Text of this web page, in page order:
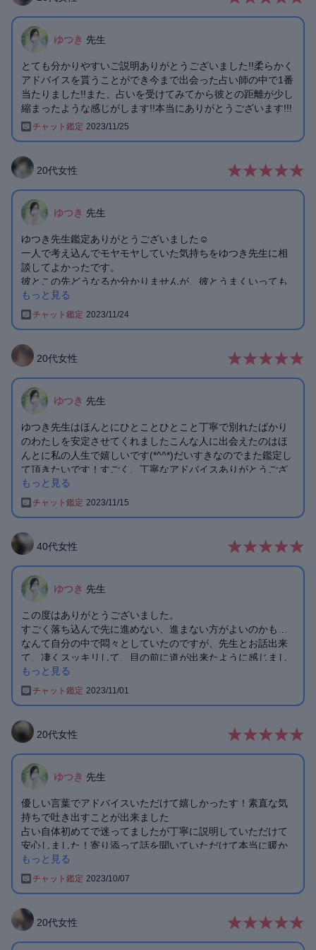
ゆつき 先生
とても分かりやすいご説明ありがとうございました!!柔らかく
アドバイスを貰うことができ今まで出会った占い師の中で1番
当たりました!!また、占いを受けてみてから彼との距離が少し
縮まったような感じがします!!本当にありがとうございます!!!
チャット鑑定 2023/11/25
20代女性
ゆつき 先生
ゆつき先生鑑定ありがとうございました☺️
一人で考え込んでモヤモヤしていた気持ちをゆつき先生に相
談してよかったです。
彼とこの先どうなるか分かりませんが、彼とうまくいっても
いかなくても絶対に幸せになろうと思います🥲
また彼のことで悩みがあったらゆつき先生にお話したいで
もっと見る
チャット鑑定 2023/11/24
20代女性
ゆつき 先生
ゆつき先生はほんとにひとことひとこと丁寧で別れたばかり
のわたしを安定させてくれましたこんな人に出会えたのはほ
んとに私の人生で嬉しいです(*^^*)だいすきなのでまた鑑定し
て頂きたいです！すごく、丁寧なアドバイスありがとうござ
います！先生のアドバイスも頭に頑張ってみます！
もっと見る
チャット鑑定 2023/11/15
40代女性
ゆつき 先生
この度はありがとうございました。
すごく落ち込んで先に進めない、進まない方がよいのかも…
なんて自分の中で悶々としていたのですが、先生とお話出来
て、凄くスッキリして、目の前に道が出来たように感じまし
た！
まだまだ本当に自分の歩みたい道にたどり着くには少しかか
談させていただきたいです。
もっと見る
チャット鑑定 2023/11/01
20代女性
ゆつき 先生
優しい言葉でアドバイスいただけて嬉しかったす！素直な気
持ちで吐き出すことが出来ました
占い自体初めてで迷ってましたが丁寧に説明していただけて
安心しました！寄り添って話を聞いていただけて本当に暖か
い方だなと思いました。
ありがとうございました😊
もっと見る
チャット鑑定 2023/10/07
20代女性